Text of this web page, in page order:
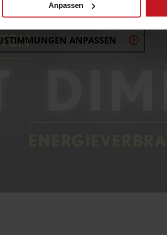
Anpassen
zustimmen.
ANPASSEN